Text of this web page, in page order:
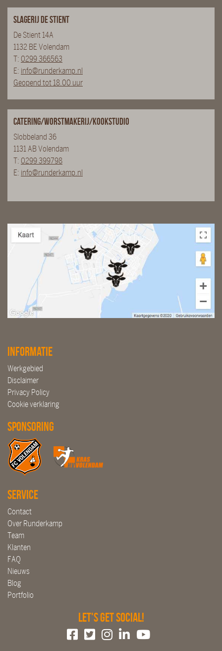
Slagerij De Stient
De Stient 14A
1132 BE Volendam
T: 0299 366563
E: info@runderkamp.nl
Geopend tot 18.00 uur
Catering/Worstmakerij/Kookstudio
Slobbeland 36
1131 AB Volendam
T: 0299 399798
E: info@runderkamp.nl
Informatie
Werkgebied
Disclaimer
Privacy Policy
Cookie verklaring
Sponsoring
Service
Contact
Over Runderkamp
Team
Klanten
FAQ
Nieuws
Blog
Portfolio
Let's get social!